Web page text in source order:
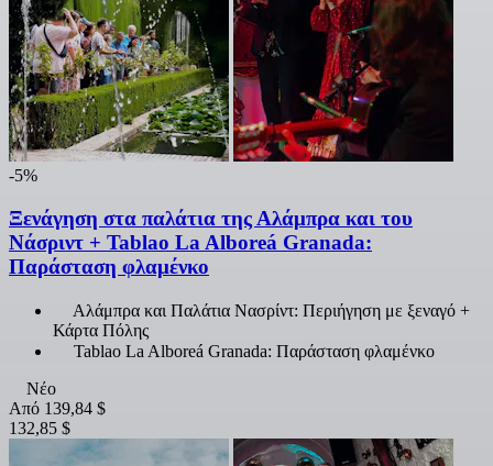
-5%
Ξενάγηση στα παλάτια της Αλάμπρα και του
Νάσριντ + Tablao La Alboreá Granada:
Παράσταση φλαμένκο
Αλάμπρα και Παλάτια Νασρίντ: Περιήγηση με ξεναγό +
Κάρτα Πόλης
Tablao La Alboreá Granada: Παράσταση φλαμένκο
Νέο
Από 139,84 $
132,85 $